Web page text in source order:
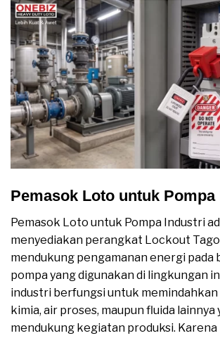
Pemasok Loto untuk
Pemasok Loto untuk Pompa Industri
menyediakan perangkat Lockout
mendukung pengamanan energi pada
pompa yang digunakan di lingkungan
industri berfungsi untuk memindahkan
kimia, air proses, maupun fluida lainnya
mendukung kegiatan produksi.